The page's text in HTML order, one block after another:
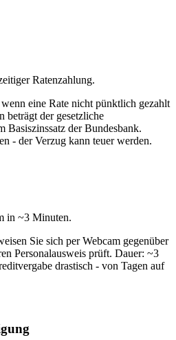
Ratenzahlung.
eine Rate nicht pünktlich gezahlt
beträgt der gesetzliche
Basiszinssatz der Bundesbank.
- der Verzug kann teuer werden.
in ~3 Minuten.
Sie sich per Webcam gegenüber
Personalausweis prüft. Dauer: ~3
drastisch - von Tagen auf